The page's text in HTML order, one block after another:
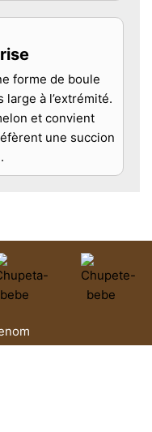
forme de boule
à l’extrémité.
et convient
une succion